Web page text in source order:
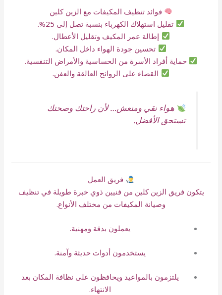
فوائد تنظيف المكيفات مع الزين كلين
تقليل استهلاك الكهرباء بنسبة تصل إلى 25%.
إطالة عمر المكيف وتقليل الأعطال.
تحسين جودة الهواء داخل المكان.
حماية أفراد الأسرة من الحساسية والأمراض التنفسية.
القضاء على الروائح العالقة والعفن.
هواء نقي ومنعش… لأن راحتك وصحتك
تستحق الأفضل.
فريق العمل
يتكون فريق الزين كلين من فنيين ذوي خبرة طويلة في تنظيف
وصيانة المكيفات من مختلف الأنواع.
يعملون بدقة ومهنية.
يستخدمون أدوات حديثة وآمنة.
يلتزمون بالمواعيد ويحافظون على نظافة المكان بعد
الانتهاء.